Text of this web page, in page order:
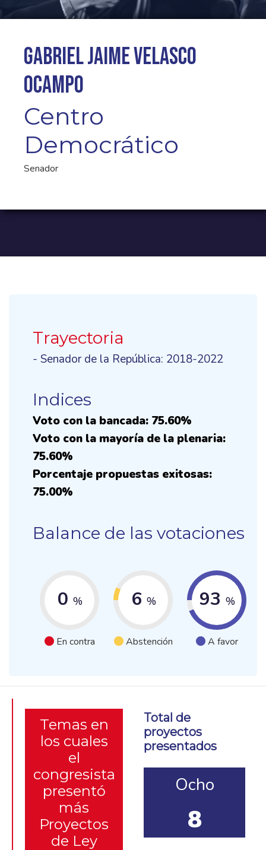
Gabriel Jaime Velasco
Ocampo
Centro
Democrático
Senador
Trayectoria
- Senador de la República: 2018-2022
Indices
Voto con la bancada: 75.60%
Voto con la mayoría de la plenaria:
75.60%
Porcentaje propuestas exitosas:
75.00%
Balance de las votaciones
0 %
En contra
6 %
Abstención
93 %
A favor
Temas en
los cuales
el
congresista
presentó
más
Proyectos
de Ley
Total de
proyectos
presentados
Ocho
8